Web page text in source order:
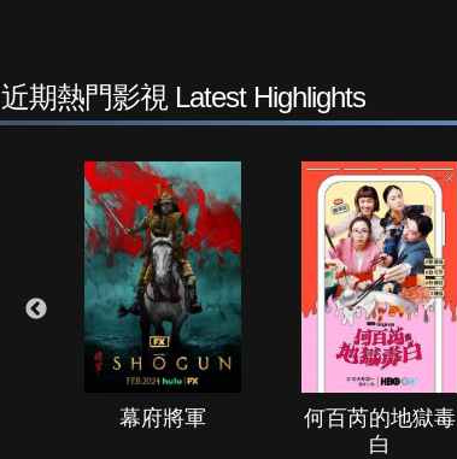
近期熱門影視 Latest Highlights
幕府將軍
何百芮的地獄毒
白